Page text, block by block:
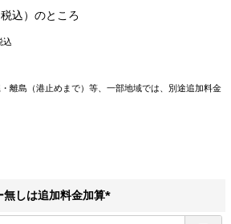
税込）のところ
込
離島（港止めまで）等、一部地域では、別途追加料金
しは追加料金加算
(